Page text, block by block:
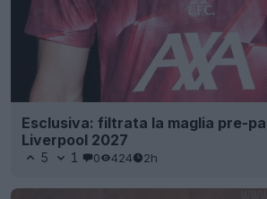
Esclusiva: filtrata la maglia pre-
Liverpool 2027
5 1 0 424 2h